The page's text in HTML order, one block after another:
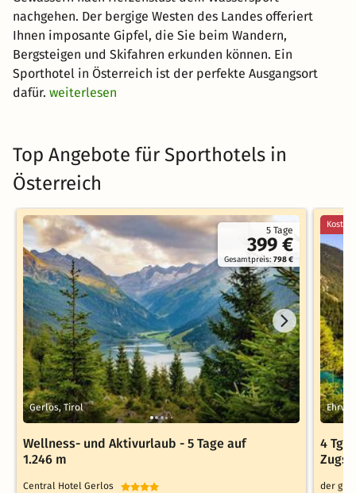
nachgehen. Der bergige Westen des Landes offeriert
Ihnen imposante Gipfel, die Sie beim Wandern,
Bergsteigen und Skifahren erkunden können. Ein
Sporthotel in Österreich ist der perfekte Ausgangsort
dafür. weiterlesen
Top Angebote für Sporthotels in
Österreich
5 Tage
399 €
Gesamtpreis:798 €
Gerlos, Tirol
Wellness- und Aktivurlaub - 5 Tage auf
1.246 m
Central Hotel Gerlos
4 Tg.
der